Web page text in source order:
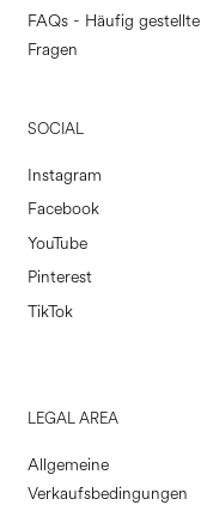
FAQs - Häufig gestellte
Fragen
SOCIAL
Instagram
Facebook
YouTube
Pinterest
TikTok
LEGAL AREA
Allgemeine
Verkaufsbedingungen